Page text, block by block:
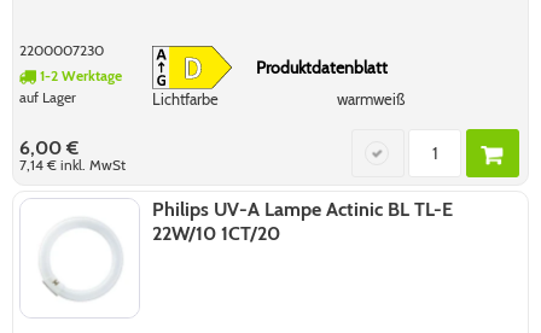
2200007230
1-2 Werktage
auf Lager
Produktdatenblatt
Lichtfarbe warmweiß
6,00 €
7,14 €inkl. MwSt
Philips UV-A Lampe Actinic BL TL-E
22W/10 1CT/20